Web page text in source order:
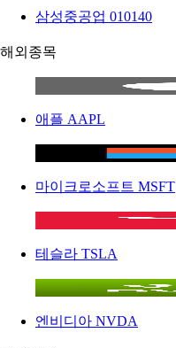
삼성중공업 010140
해외종목
애플 AAPL
마이크로소프트 MSFT
테슬라 TSLA
엔비디아 NVDA